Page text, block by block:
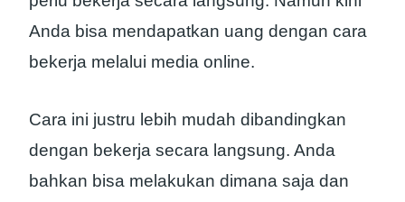
Anda bisa mendapatkan uang dengan cara
bekerja melalui media online.
Cara ini justru lebih mudah dibandingkan
dengan bekerja secara langsung. Anda
bahkan bisa melakukan dimana saja dan